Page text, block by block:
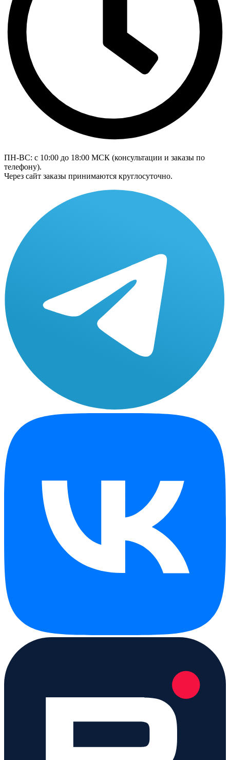
ПН-ВС: с 10:00 до 18:00 МСК (консультации и заказы по
телефону).
Через сайт заказы принимаются круглосуточно.